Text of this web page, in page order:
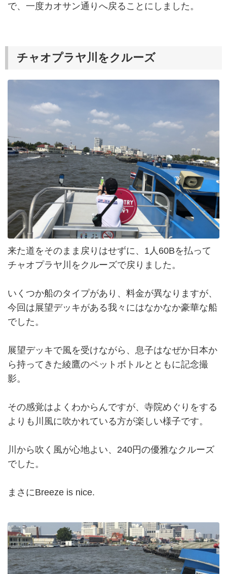
で、一度カオサン通りへ戻ることにしました。
チャオプラヤ川をクルーズ
来た道をそのまま戻りはせずに、1人60Bを払って
チャオプラヤ川をクルーズで戻りました。
いくつか船のタイプがあり、料金が異なりますが、
今回は展望デッキがある我々にはなかなか豪華な船
でした。
展望デッキで風を受けながら、息子はなぜか日本か
ら持ってきた綾鷹のペットボトルとともに記念撮
影。
その感覚はよくわからんですが、寺院めぐりをする
よりも川風に吹かれている方が楽しい様子です。
川から吹く風が心地よい、240円の優雅なクルーズ
でした。
まさにBreeze is nice.